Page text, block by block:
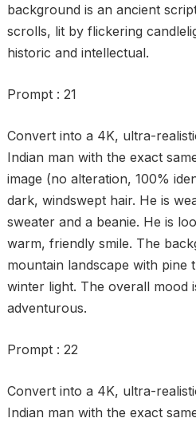
background is an ancient
scrolls, lit by flickering
historic and intellectual.
Prompt : 21
Convert into a 4K, ultra-
Indian man with the exact
image (no alteration, 100%
dark, windswept hair. He is
sweater and a beanie. He is
warm, friendly smile. The
mountain landscape with pine
winter light. The overall mood
adventurous.
Prompt : 22
Convert into a 4K, ultra-
Indian man with the exact